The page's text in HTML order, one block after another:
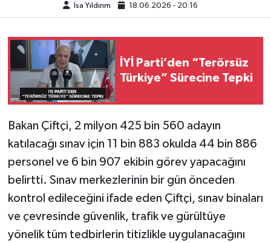
İsa Yıldırım 18.06.2026 - 20:16
İYİ Parti’den “Terörsüz
Türkiye” Sürecine Tepki
Bakan Çiftçi, 2 milyon 425 bin 560 adayın
katılacağı sınav için 11 bin 883 okulda 44 bin 886
personel ve 6 bin 907 ekibin görev yapacağını
belirtti. Sınav merkezlerinin bir gün önceden
kontrol edileceğini ifade eden Çiftçi, sınav binaları
ve çevresinde güvenlik, trafik ve gürültüye
yönelik tüm tedbirlerin titizlikle uygulanacağını
SİYASET
SPOR
YAŞAM